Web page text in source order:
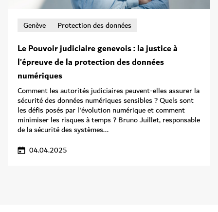
Genève Protection des données
Le Pouvoir judiciaire genevois : la justice à
l'épreuve de la protection des données
numériques
Comment les autorités judiciaires peuvent-elles assurer la
sécurité des données numériques sensibles ? Quels sont
les défis posés par l'évolution numérique et comment
minimiser les risques à temps ? Bruno Juillet, responsable
de la sécurité des systèmes...
04.04.2025